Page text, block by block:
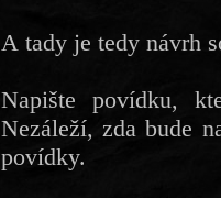
A tady je tedy návrh
Napište povídku,
Nezáleží, zda bude
povídky.